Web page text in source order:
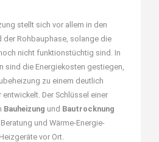
stellt sich vor allem in den
der Rohbauphase, solange die
nicht funktionstüchtig sind. In
sind die Energiekosten gestiegen,
zu einem deutlich
Der Schlüssel einer
Bauheizung und Bautrocknung
und Wärme-Energie-
vor Ort.